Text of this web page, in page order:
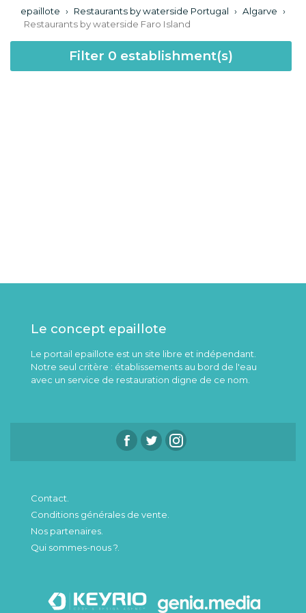
epaillote › Restaurants by waterside Portugal › Algarve ›
Restaurants by waterside Faro Island
Filter 0 establishment(s)
Le concept epaillote
Le portail epaillote est un site libre et indépendant.
Notre seul critère : établissements au bord de l'eau
avec un service de restauration digne de ce nom.
Contact.
Conditions générales de vente.
Nos partenaires.
Qui sommes-nous ?.